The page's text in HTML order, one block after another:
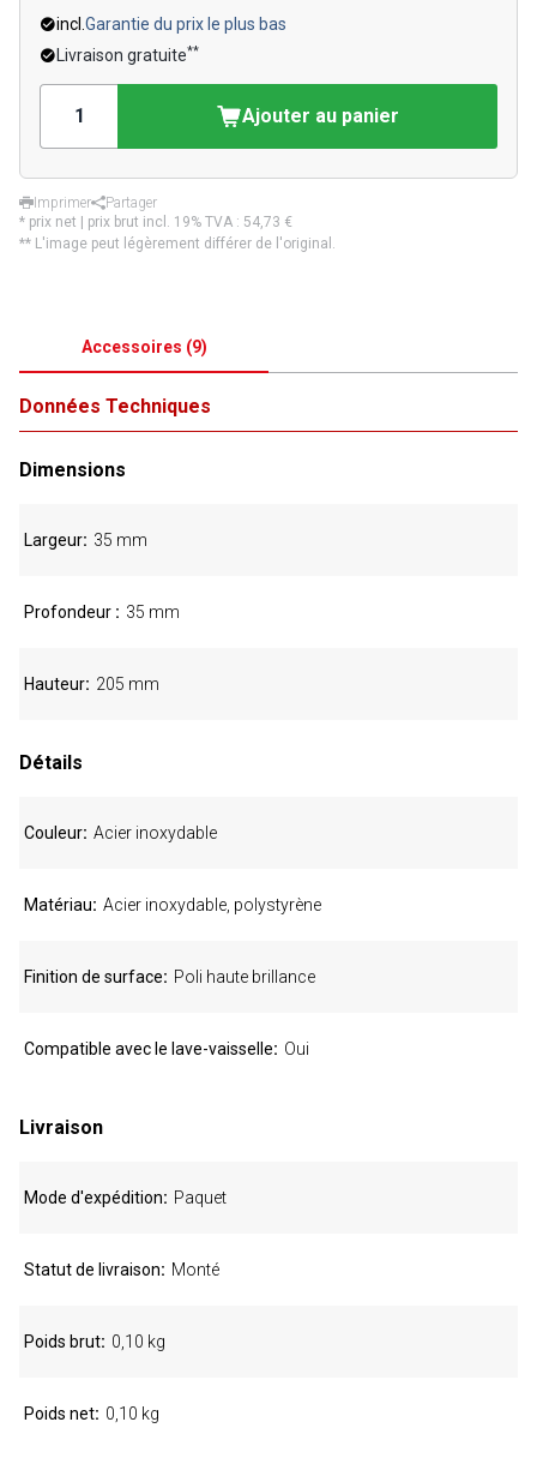
incl. Garantie du prix le plus bas
Livraison gratuite**
Ajouter au panier
Imprimer
Partager
* prix net | prix brut incl. 19% TVA : 54,73 €
** L'image peut légèrement différer de l'original.
Accessoires (9)
Données Techniques
Dimensions
Largeur 35 mm
Profondeur 35 mm
Hauteur 205 mm
Détails
Couleur Acier inoxydable
Matériau Acier inoxydable, polystyrène
Finition de surface Poli haute brillance
Compatible avec le lave-vaisselle Oui
Livraison
Mode d'expédition Paquet
Statut de livraison Monté
Poids brut 0,10 kg
Poids net 0,10 kg